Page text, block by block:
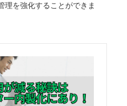
理を強化することができま